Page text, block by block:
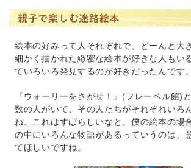
親子で楽しむ迷路絵本
絵本の好みって人それぞれで、どーんと大
細かく描かれた緻密な絵本が好きな人もい
ていろいろ発見するのが好きだったんです。
『ウォーリーをさがせ！』(フレーベル館)
数の人がいて、その人たちがそれぞれいろ
ね。これはすばらしいなと。僕の絵本の場
の中にいろんな物語があるっていうのは、
てほしいですね。